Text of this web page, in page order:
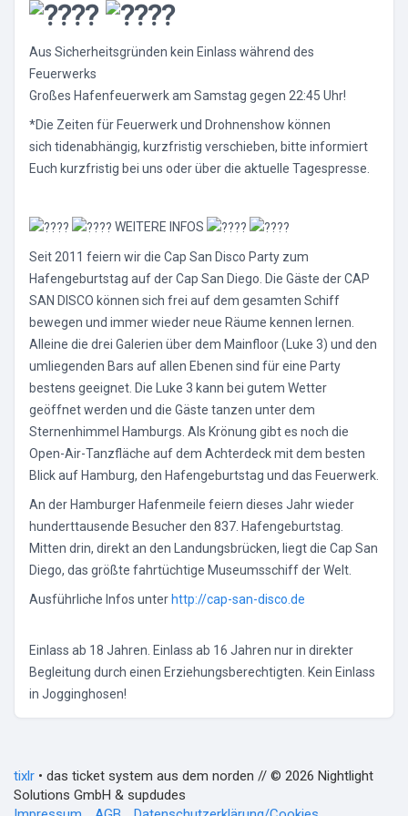
Aus Sicherheitsgründen kein Einlass während des
Feuerwerks
Großes Hafenfeuerwerk am Samstag gegen 22:45 Uhr!
*Die Zeiten für Feuerwerk und Drohnenshow können
sich tidenabhängig, kurzfristig verschieben, bitte informiert
Euch kurzfristig bei uns oder über die aktuelle Tagespresse.
WEITERE INFOS
Seit 2011 feiern wir die Cap San Disco Party zum
Hafengeburtstag auf der Cap San Diego. Die Gäste der CAP
SAN DISCO können sich frei auf dem gesamten Schiff
bewegen und immer wieder neue Räume kennen lernen.
Alleine die drei Galerien über dem Mainfloor (Luke 3) und den
umliegenden Bars auf allen Ebenen sind für eine Party
bestens geeignet. Die Luke 3 kann bei gutem Wetter
geöffnet werden und die Gäste tanzen unter dem
Sternenhimmel Hamburgs. Als Krönung gibt es noch die
Open-Air-Tanzfläche auf dem Achterdeck mit dem besten
Blick auf Hamburg, den Hafengeburtstag und das Feuerwerk.
An der Hamburger Hafenmeile feiern dieses Jahr wieder
hunderttausende Besucher den 837. Hafengeburtstag.
Mitten drin, direkt an den Landungsbrücken, liegt die Cap San
Diego, das größte fahrtüchtige Museumsschiff der Welt.
Ausführliche Infos unter http://cap-san-disco.de
Einlass ab 18 Jahren. Einlass ab 16 Jahren nur in direkter
Begleitung durch einen Erziehungsberechtigten. Kein Einlass
in Jogginghosen!
tixlr • das ticket system aus dem norden // © 2026 Nightlight
Solutions GmbH & supdudes